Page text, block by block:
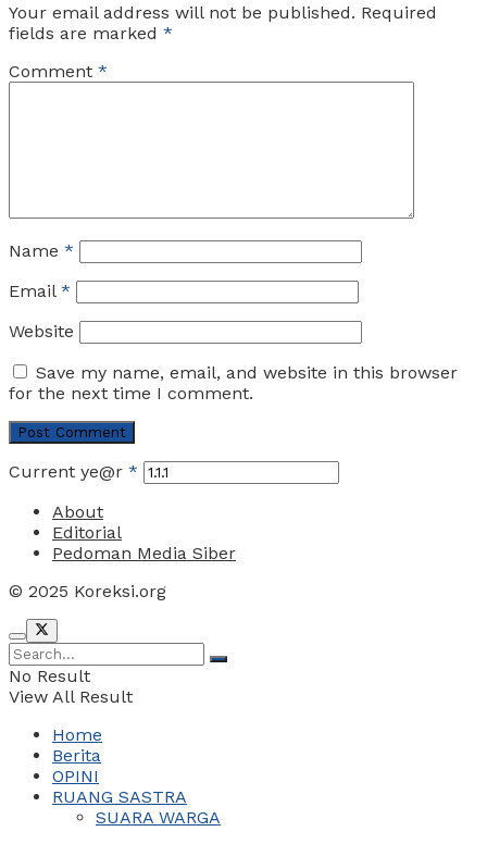
Your email address will not be published. Required
fields are marked *
Comment *
Name *
Email *
Website
Save my name, email, and website in this browser
for the next time I comment.
Current ye@r *
About
Editorial
Pedoman Media Siber
© 2025 Koreksi.org
No Result
View All Result
Home
Berita
OPINI
RUANG SASTRA
SUARA WARGA